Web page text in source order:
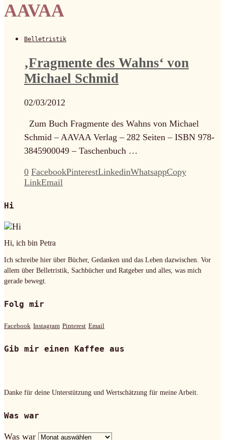
AAVAA
Belletristik
‚Fragmente des Wahns‘ von
Michael Schmid
02/03/2012
Zum Buch Fragmente des Wahns von Michael
Schmid – AAVAA Verlag – 282 Seiten – ISBN 978-
3845900049 – Taschenbuch …
0 FacebookPinterestLinkedinWhatsappCopy
LinkEmail
Hi
Hi, ich bin Petra
Ich schreibe hier über Bücher, Gedanken und das Leben dazwischen. Vor
allem über Belletristik, Sachbücher und Ratgeber und alles, was mich
gerade bewegt.
Folg mir
Facebook Instagram Pinterest Email
Gib mir einen Kaffee aus
Danke für deine Unterstützung und Wertschätzung für meine Arbeit.
Was war
Was war